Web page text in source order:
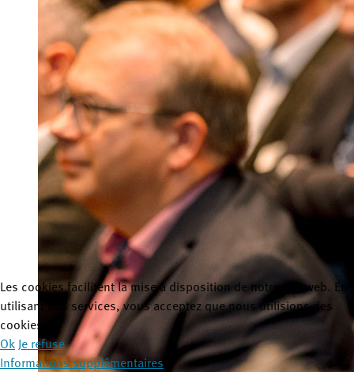
Les cookies facilitent la mise à disposition de notre site web. En
utilisant nos services, vous acceptez que nous utilisions des
cookies.
OkJe refuse
Informations supplémentaires